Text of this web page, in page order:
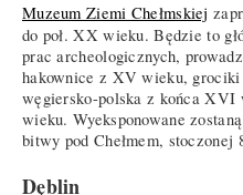
Muzeum Ziemi Chełmskiej
do poł. XX wieku. Będzie to
prac archeologicznych,
hakownice z XV wieku, grociki
węgiersko-polska z końca
wieku. Wyeksponowane
bitwy pod Chełmem, stoczonej
Dęblin